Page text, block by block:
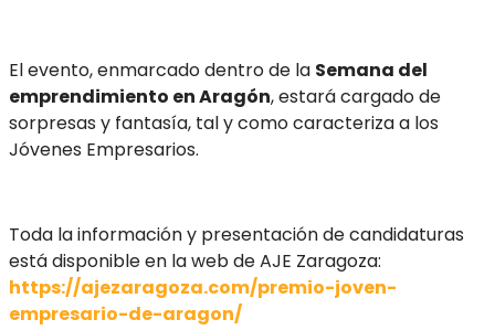
El evento, enmarcado dentro de la Semana del
emprendimiento en Aragón, estará cargado de
sorpresas y fantasía, tal y como caracteriza a los
Jóvenes Empresarios.
Toda la información y presentación de candidaturas
está disponible en la web de AJE Zaragoza:
https://ajezaragoza.com/premio-joven-
empresario-de-aragon/